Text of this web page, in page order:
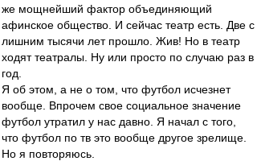
же мощнейший фактор объединяющий
афинское общество. И сейчас театр есть. Две с
лишним тысячи лет прошло. Жив! Но в театр
ходят театралы. Ну или просто по случаю раз в
год.
Я об этом, а не о том, что футбол исчезнет
вообще. Впрочем свое социальное значение
футбол утратил у нас давно. Я начал с того,
что футбол по тв это вообще другое зрелище.
Но я повторяюсь.